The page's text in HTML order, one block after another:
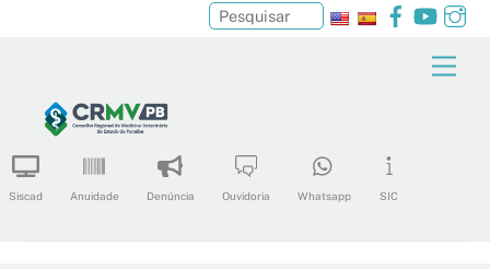
content
Facebook
Siscad Anuidade Denúncia Ouvidoria Whatsapp SIC
Pesquisar